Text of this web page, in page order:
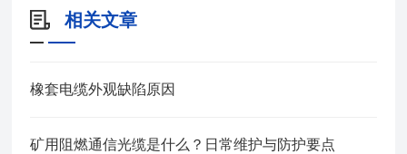
相关文章
橡套电缆外观缺陷原因
矿用阻燃通信光缆是什么？日常维护与防护要点